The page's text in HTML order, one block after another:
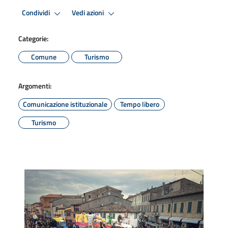
Condividi Vedi azioni
Categorie:
Comune
Turismo
Argomenti:
Comunicazione istituzionale
Tempo libero
Turismo